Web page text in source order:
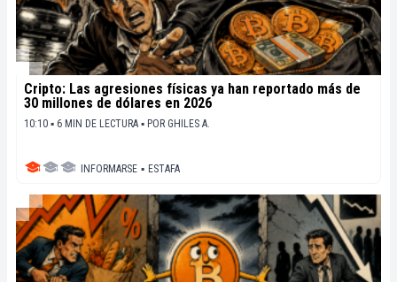
Cripto: Las agresiones físicas ya han reportado más de
30 millones de dólares en 2026
10:10 ▪ 6 MIN DE LECTURA ▪ POR GHILES A.
INFORMARSE ▪ ESTAFA